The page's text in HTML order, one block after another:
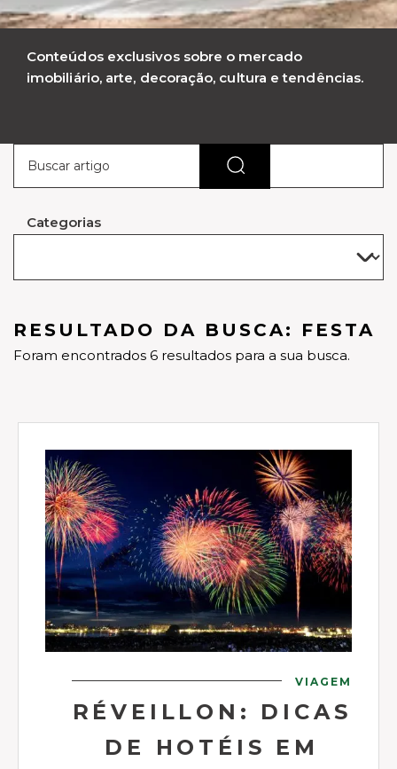
Conteúdos exclusivos sobre o mercado
imobiliário, arte, decoração, cultura e tendências.
Categorias
RESULTADO DA BUSCA: FESTA
Foram encontrados 6 resultados para a sua busca.
VIAGEM
RÉVEILLON: DICAS
DE HOTÉIS EM